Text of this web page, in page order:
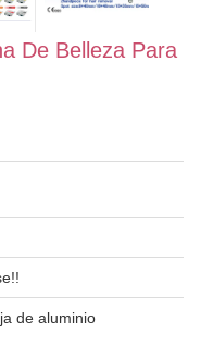
De Belleza Para
de aluminio